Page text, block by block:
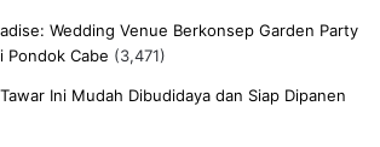
Wedding Venue Berkonsep Garden Party
Pondok Cabe (3,471)
Ini Mudah Dibudidaya dan Siap Dipanen